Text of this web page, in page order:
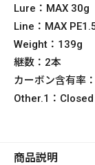
Lure： MAX 30g
Line： MAX
Weight： 139g
継数： 2本
カーボン含有率：
Other.1：
商品説明